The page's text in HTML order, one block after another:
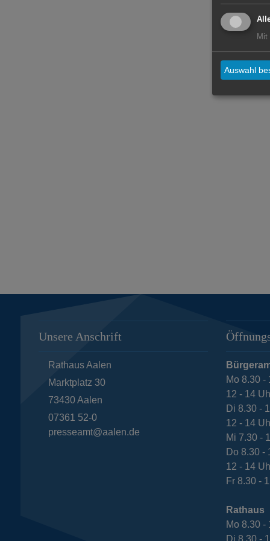
Unsere Anschrift
Rathaus Aalen
Marktplatz 30
73430 Aalen
07361 52-0
presseamt@aalen.de
Mo 8.30 -
12 - 14
Di 8.30 -
12 - 14
Mi 7.30 -
Do 8.30 -
12 - 14
Fr 8.30 -
Rathaus
Mo 8.30 -
Di 8.30 -
Mit
Auswahl